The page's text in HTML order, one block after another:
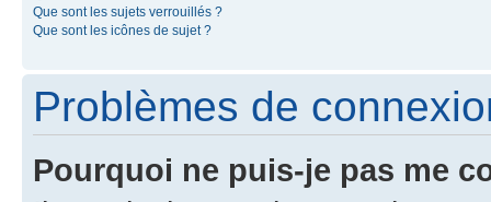
Que sont les sujets verrouillés ?
Que sont les icônes de sujet ?
Problèmes de
Pourquoi ne puis-je pas me